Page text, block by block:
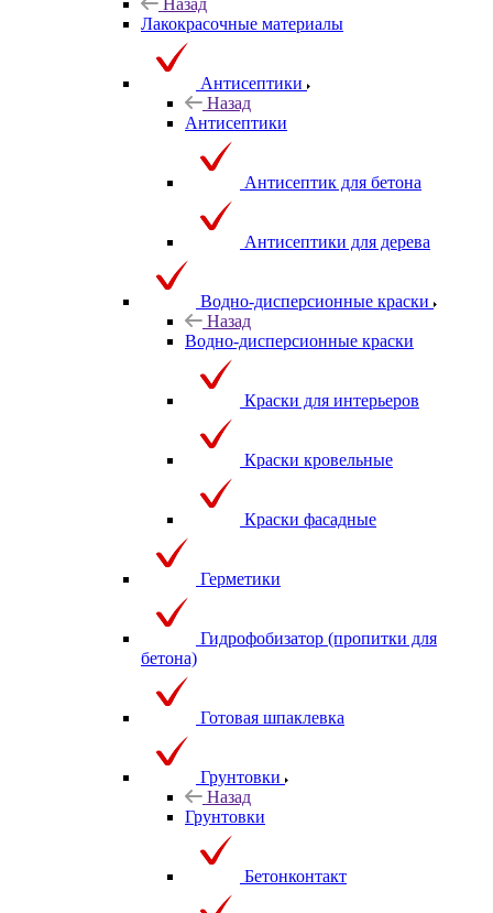
Назад
Лакокрасочные материалы
Антисептики
Назад
Антисептики
Антисептик для бетона
Антисептики для дерева
Водно-дисперсионные краски
Назад
Водно-дисперсионные краски
Краски для интерьеров
Краски кровельные
Краски фасадные
Герметики
Гидрофобизатор (пропитки для
бетона)
Готовая шпаклевка
Грунтовки
Назад
Грунтовки
Бетонконтакт